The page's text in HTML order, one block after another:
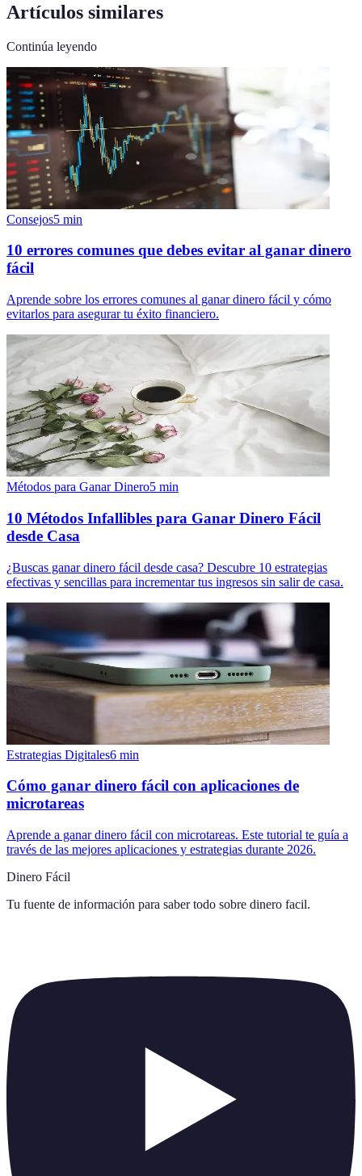
Artículos similares
Continúa leyendo
Consejos5 min
10 errores comunes que debes evitar al ganar dinero
fácil
Aprende sobre los errores comunes al ganar dinero fácil y cómo
evitarlos para asegurar tu éxito financiero.
Métodos para Ganar Dinero5 min
10 Métodos Infallibles para Ganar Dinero Fácil
desde Casa
¿Buscas ganar dinero fácil desde casa? Descubre 10 estrategias
efectivas y sencillas para incrementar tus ingresos sin salir de casa.
Estrategias Digitales6 min
Cómo ganar dinero fácil con aplicaciones de
microtareas
Aprende a ganar dinero fácil con microtareas. Este tutorial te guía a
través de las mejores aplicaciones y estrategias durante 2026.
Dinero Fácil
Tu fuente de información para saber todo sobre dinero facil.